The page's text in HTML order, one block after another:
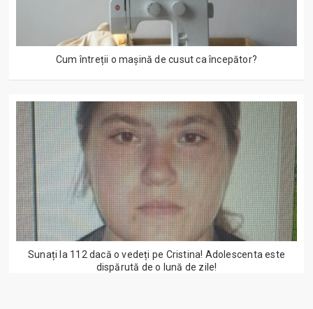
Cum întreții o mașină de cusut ca începător?
Sunați la 112 dacă o vedeți pe Cristina! Adolescenta este
dispărută de o lună de zile!